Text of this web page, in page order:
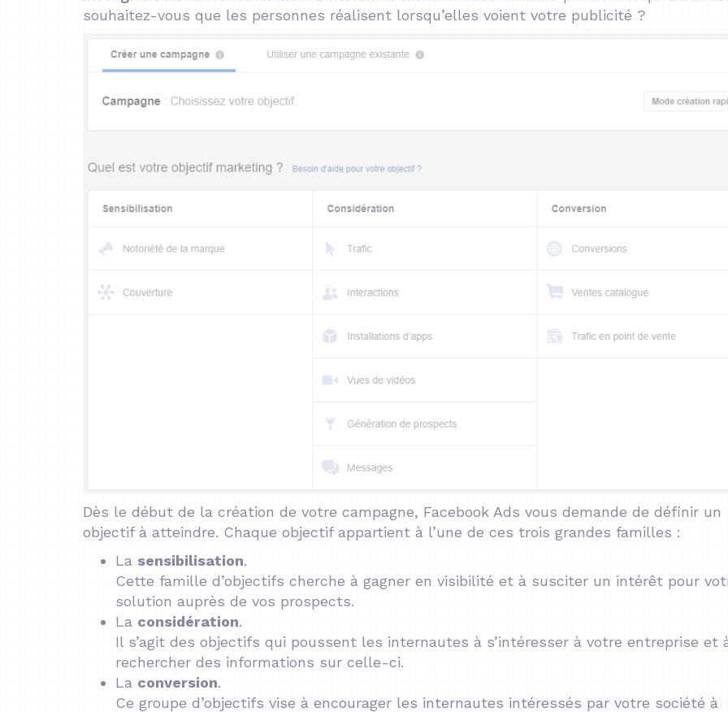
souhaitez-vous que les personnes réalisent lorsqu’elles voient votre publicité ?
Dès le début de la création de votre campagne, Facebook Ads vous demande de définir un
objectif à atteindre. Chaque objectif appartient à l’une de ces trois grandes familles :
La sensibilisation.
Cette famille d’objectifs cherche à gagner en visibilité et à susciter un intérêt pour
solution auprès de vos prospects.
La considération.
Il s’agit des objectifs qui poussent les internautes à s’intéresser à votre entreprise et
rechercher des informations sur celle-ci.
La conversion.
Ce groupe d’objectifs vise à encourager les internautes intéressés par votre société à